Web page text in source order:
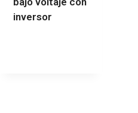
inversor